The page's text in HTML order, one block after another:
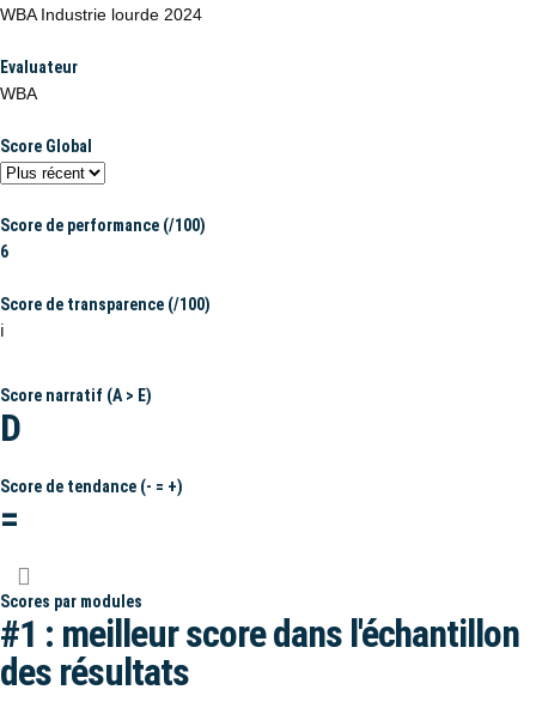
WBA Industrie lourde 2024
Evaluateur
WBA
Score Global
Score de performance (/100)
6
Score de transparence (/100)
ℹ️
Score narratif (A > E)
D
Score de tendance (- = +)
=
Scores par modules
#1 : meilleur score dans l'échantillon
des résultats